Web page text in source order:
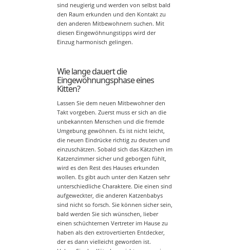
sind neugierig und werden von selbst bald
den Raum erkunden und den Kontakt zu
den anderen Mitbewohnern suchen. Mit
diesen Eingewöhnungstipps wird der
Einzug harmonisch gelingen.
Wie lange dauert die
Eingewöhnungsphase eines
Kitten?
Lassen Sie dem neuen Mitbewohner den
Takt vorgeben. Zuerst muss er sich an die
unbekannten Menschen und die fremde
Umgebung gewöhnen. Es ist nicht leicht,
die neuen Eindrücke richtig zu deuten und
einzuschätzen. Sobald sich das Kätzchen im
Katzenzimmer sicher und geborgen fühlt,
wird es den Rest des Hauses erkunden
wollen. Es gibt auch unter den Katzen sehr
unterschiedliche Charaktere. Die einen sind
aufgeweckter, die anderen Katzenbabys
sind nicht so forsch. Sie können sicher sein,
bald werden Sie sich wünschen, lieber
einen schüchternen Vertreter im Hause zu
haben als den extrovertierten Entdecker,
der es dann vielleicht geworden ist.